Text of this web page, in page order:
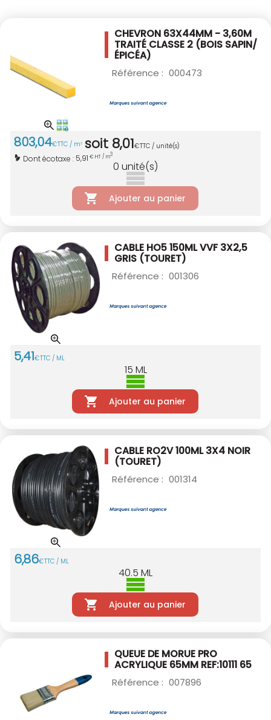
CHEVRON 63X44MM - 3,60M
TRAITÉ CLASSE 2 (BOIS SAPIN/
ÉPICÉA)
Référence : 000473
803,04€TTC / m3 soit 8,01€TTC / unité(s)
Dont écotaxe : 5,91 € HT / m3
0 unité(s)
Ajouter au panier
CABLE HO5 150ML VVF 3X2,5
GRIS (TOURET)
Référence : 001306
5,41€TTC / ML
15 ML
Ajouter au panier
CABLE RO2V 100ML 3X4 NOIR
(TOURET)
Référence : 001314
6,86€TTC / ML
40.5 ML
Ajouter au panier
QUEUE DE MORUE PRO
ACRYLIQUE 65MM REF:10111 65
Référence : 007896